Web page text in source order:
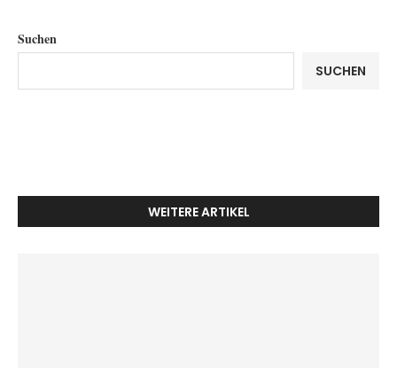
Suchen
SUCHEN
WEITERE ARTIKEL